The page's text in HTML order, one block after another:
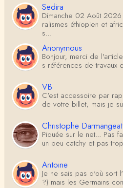
Sedira
Dimanche 02 Août
ralismes éthiopien et
s…
Anonymous
Bonjour, merci de
s références de travaux
VB
C'est accessoire par
de votre billet, mais je
Christophe Darmangeat
Piquée sur le net... Pas
un peu catchy et pas
Antoine
Je ne sais pas d'où sort
?) mais les Germains